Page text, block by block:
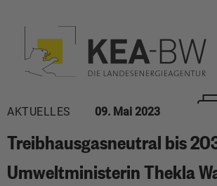
AKTUELLES 09. Mai 2023
Treibhausgasneutral bis
Umweltministerin Thekla